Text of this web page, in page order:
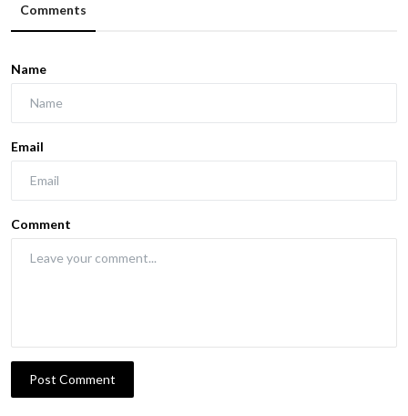
Comments
Name
Email
Comment
Post Comment